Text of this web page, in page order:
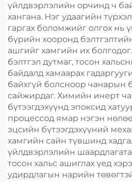
үйлдвэрлэлийн орчинд ч
хангана. Нэг удаагийн
гаргах боломжийг олгох нь
бүрийн хооронд
ашгийг хамгийн их
бэлтгэл дутмаг, тосон
байдалд хамаарах
байхгүй болсноор чанарын
сайжирдаг. Химийн инерт
бүтээгдэхүүнд эпоксид
процессод ямар нэгэн
эцсийн бүтээгдэхүүний
хамгийн сайн түвшинд
үйлдвэрлэлийн
тосон хальс ашиглах үед
удирдлагын нарийн